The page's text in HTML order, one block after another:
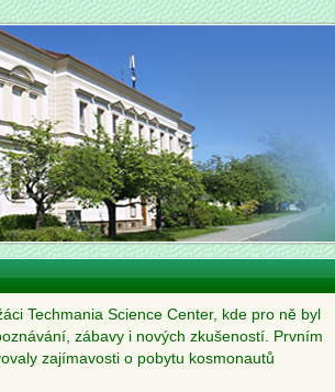
Techmania Science Center, kde pro ně byl
zábavy i nových zkušeností. Prvním
zajímavosti o pobytu kosmonautů